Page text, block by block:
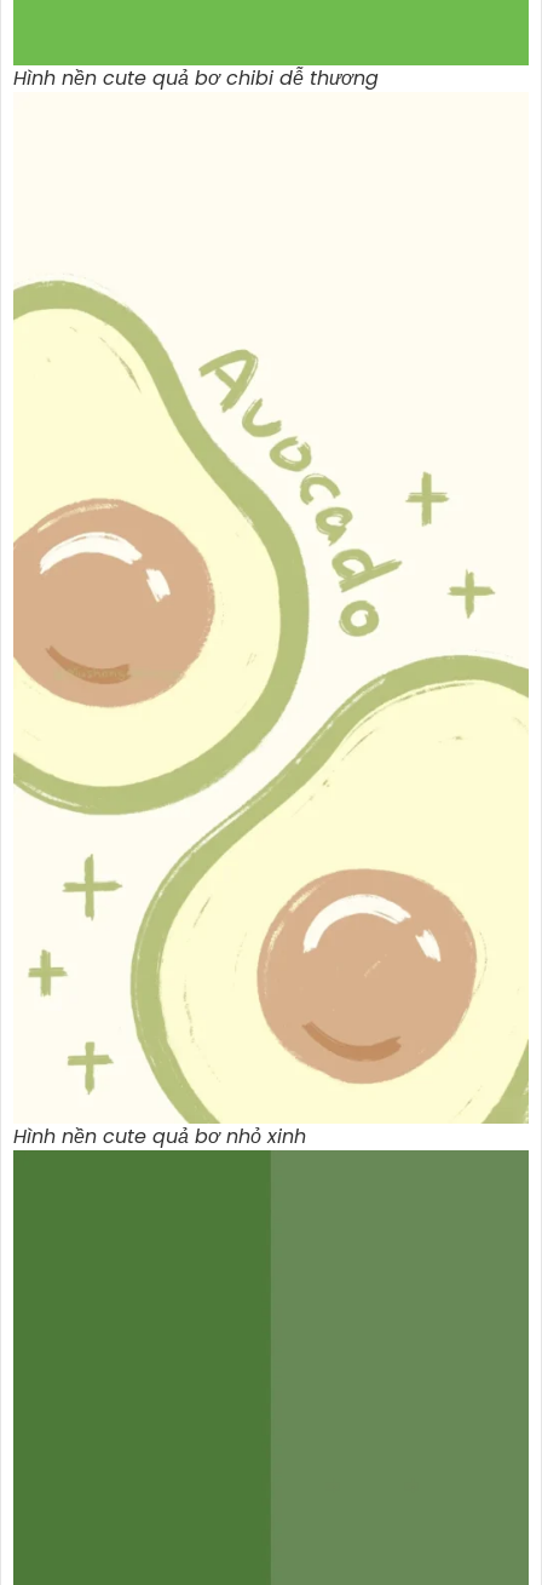
Hình nền cute quả bơ chibi dễ thương
Hình nền cute quả bơ nhỏ xinh